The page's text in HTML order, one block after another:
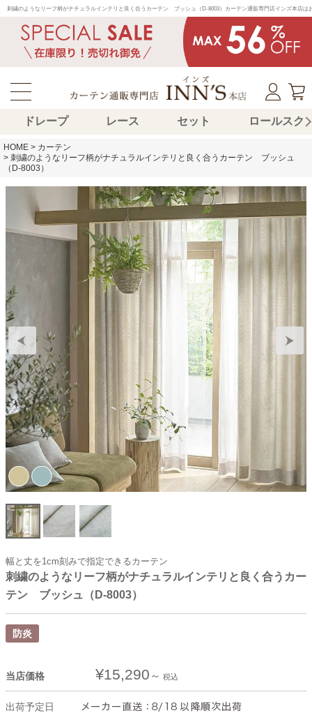
刺繍のようなリーフ柄がナチュラルインテリと良く合うカーテン　ブッシュ（D-8003）カーテン通販専門店インズ本店
ドレープ レース セット ロールスク
HOME
カーテン
刺繍のようなリーフ柄がナチュラルインテリと良く合うカーテン ブッシュ
（D-8003）
幅と丈を1cm刻みで指定できるカーテン
刺繍のようなリーフ柄がナチュラルインテリと良く合うカー
テン ブッシュ（D-8003）
防炎
当店価格 ¥15,290 税込
出荷予定日